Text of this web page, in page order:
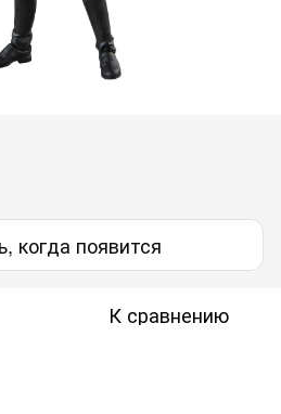
когда появится
К сравнению